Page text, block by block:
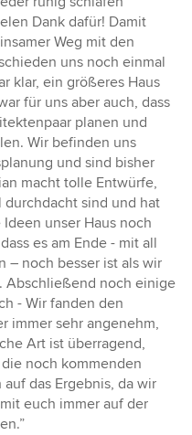
Dank dafür! Damit
Weg mit den
uns noch einmal
klar, ein größeres Haus
für uns aber auch, dass
planen und
Wir befinden uns
und sind bisher
macht tolle Entwürfe,
sind und hat
unser Haus noch
es am Ende - mit all
– noch besser ist als wir
Abschließend noch einige
- Wir fanden den
immer sehr angenehm,
Art ist überragend,
noch kommenden
das Ergebnis, da wir
euch immer auf der